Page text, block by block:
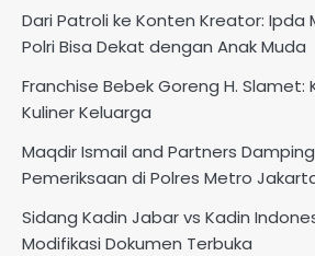
Dari Patroli ke Konten Kreator: Ipda
Polri Bisa Dekat dengan Anak Muda
Franchise Bebek Goreng H. Slamet:
Kuliner Keluarga
Maqdir Ismail and Partners
Pemeriksaan di Polres Metro
Sidang Kadin Jabar vs Kadin
Modifikasi Dokumen Terbuka